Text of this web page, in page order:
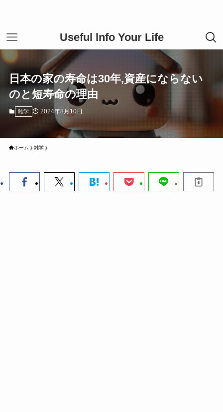
Useful lnfo Your Life
日本の家の寿命は30年,資産にならない
のと短寿命の理由
雑学 2024年8月10日
ホーム 雑学